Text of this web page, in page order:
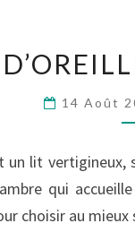
14 Août
un lit
qui
choisir au